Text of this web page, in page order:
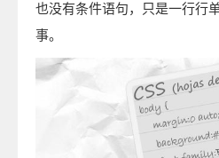
也没有条件语句，只是一行行
事。